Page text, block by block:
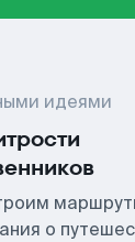
идеями
о